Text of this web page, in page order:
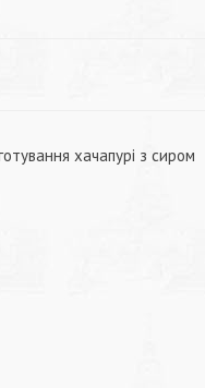
хачапурі з сиром